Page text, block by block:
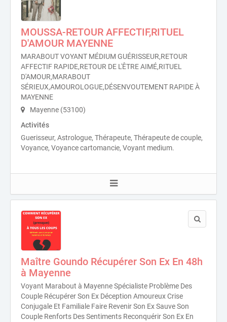
MOUSSA-RETOUR AFFECTIF,RITUEL
D'AMOUR MAYENNE
MARABOUT VOYANT MÉDIUM GUÉRISSEUR,RETOUR
AFFECTIF RAPIDE,RETOUR DE L'ÊTRE AIMÉ,RITUEL
D'AMOUR,MARABOUT
SÉRIEUX,AMOUROLOGUE,DÉSENVOUTEMENT RAPIDE À
MAYENNE
Mayenne (53100)
Activités
Guerisseur, Astrologue, Thérapeute, Thérapeute de couple,
Voyance, Voyance cartomancie, Voyant medium.
Maître Goundo Récupérer Son Ex En 48h
à Mayenne
Voyant Marabout à Mayenne Spécialiste Problème Des
Couple Récupérer Son Ex Déception Amoureux Crise
Conjugale Et Familiale Faire Revenir Son Ex Sauve Son
Couple Renforts Des Sentiments Reconquérir Son Ex En